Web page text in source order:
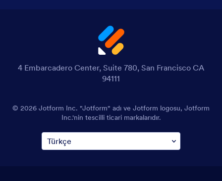
4 Embarcadero Center, Suite 780, San Francisco CA
94111
© 2026 Jotform Inc. "Jotform" adı ve Jotform logosu, Jotform
Inc.'nin tescilli ticari markalarıdır.